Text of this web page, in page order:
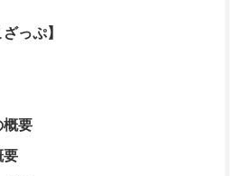
っぷ】
概要
要